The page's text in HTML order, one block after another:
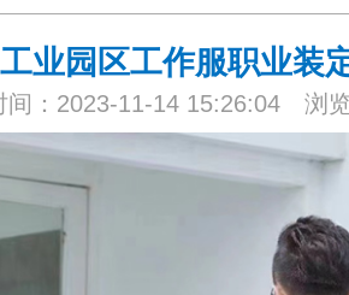
工业园区工作服职业装
间：2023-11-14 15:26:04 浏